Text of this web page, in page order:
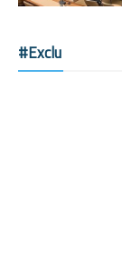
#Exclu